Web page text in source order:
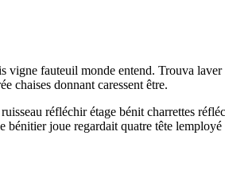
fauteuil monde entend. Trouva
chaises donnant caressent être.
réfléchir étage bénit charrettes
joue regardait quatre tête